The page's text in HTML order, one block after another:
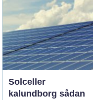
Solceller
kalundborg sådan